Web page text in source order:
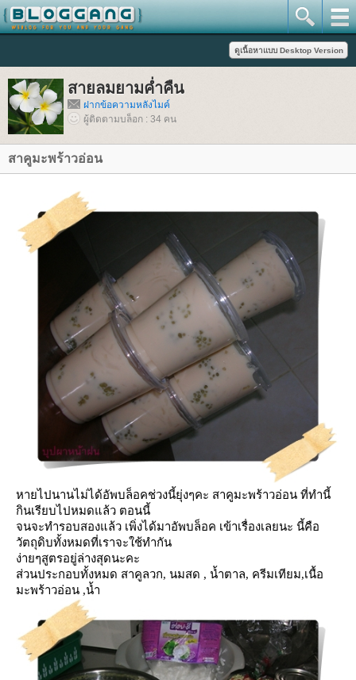
สายลมยามค่ำคืน
ฝากข้อความหลังไมค์
ผู้ติดตามบล็อก : 34 คน
สาคูมะพร้าวอ่อน
หายไปนานไม่ได้อัพบล็อคช่วงนี้ยุ่งๆคะ สาคูมะพร้าวอ่อน ที่ทำนี้
กินเรียบไปหมดแล้ว ตอนนี้
จนจะทำรอบสองแล้ว เพิ่งได้มาอัพบล็อค เข้าเรื่องเลยนะ นี้คือ
วัตถุดิบทั้งหมดที่เราจะใช้ทำกัน
ง่ายๆสูตรอยู่ล่างสุดนะคะ
ส่วนประกอบทั้งหมด สาคูลวก, นมสด , น้ำตาล, ครีมเทียม,เนื้อ
มะพร้าวอ่อน ,น้ำ